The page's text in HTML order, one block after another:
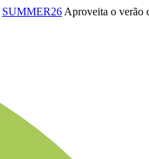
SUMMER26 Aproveita o verão